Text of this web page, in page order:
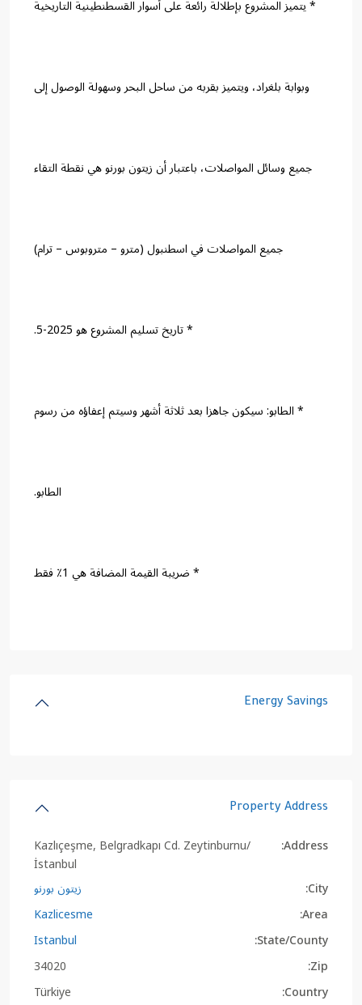
* يتميز المشروع بإطلالة رائعة على أسوار القسطنطينية التاريخية
وبوابة بلغراد، ويتميز بقربه من ساحل البحر وسهولة الوصول إلى
جميع وسائل المواصلات، باعتبار أن زيتون بورنو هي نقطة التقاء
جميع المواصلات في اسطنبول (مترو – متروبوس – ترام)
* تاريخ تسليم المشروع هو 2025-5.
* الطابو: سيكون جاهزا بعد ثلاثة أشهر وسيتم إعفاؤه من رسوم
الطابو.
* ضريبة القيمة المضافة هي 1٪ فقط
Energy Savings
Property Address
Address:
Kazlıçeşme, Belgradkapı Cd. Zeytinburnu/
İstanbul
City:
زيتون بورنو
Area:
Kazlicesme
State/County:
Istanbul
Zip:
34020
Country:
Türkiye